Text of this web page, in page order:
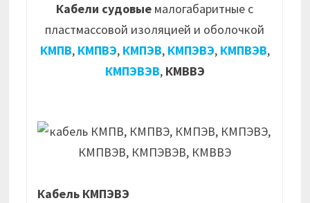
Кабели судовые малогабаритные с
пластмассовой изоляцией и оболочкой
КМПВ, КМПВЭ, КМПЭВ, КМПЭВЭ, КМПВЭВ,
КМПЭВЭВ, КМВВЭ
Кабель КМПЭВЭ